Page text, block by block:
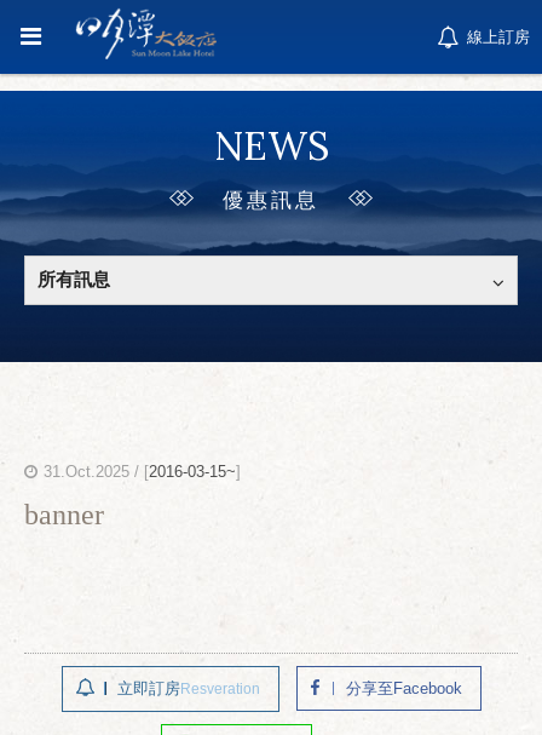
線上訂房
NEWS
優惠訊息
所有訊息
31.Oct.2025 / [2016-03-15~]
banner
立即訂房Resveration 分享至Facebook